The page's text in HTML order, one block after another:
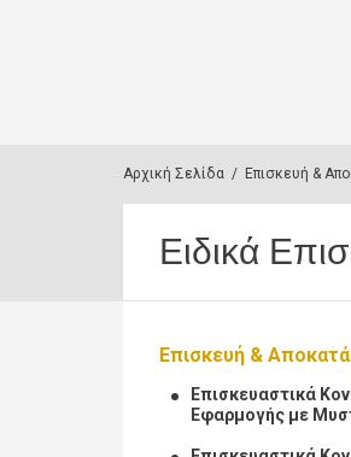
Αρχική Σελίδα / Επισκευή &
Ειδικά
Επισκευή &
Επισκευαστικά
Εφαρμογής με